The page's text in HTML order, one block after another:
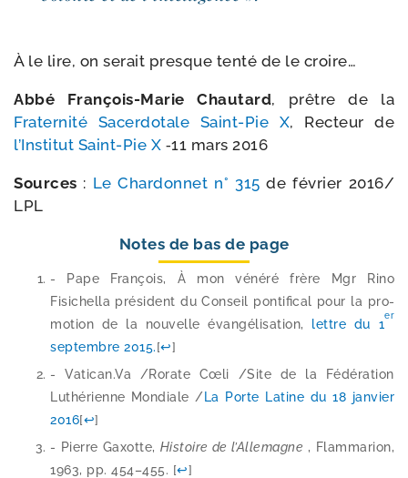
À le lire, on serait presque ten­té de le croire…
Abbé François-​Marie Chautard, prêtre de la
Fraternité Sacerdotale Saint-​Pie X, Recteur de
l’Institut Saint-​Pie X ‑11 mars 2016
Sources : Le Chardonnet n° 315 de février 2016/​
LPL
Notes de bas de page
- Pape François, À mon véné­ré frère Mgr Rino
Fisichella pré­sident du Conseil pon­ti­fi­cal pour la pro­
mo­tion de la nou­velle évan­gé­li­sa­tion,
lettre du 1
er
sep­tembre 2015.[↩]
- Vatican​.Va /​Rorate Cœli /​Site de la Fédération
Luthérienne Mondiale /​ La Porte Latine du 18 jan­vier
2016[↩]
- Pierre Gaxotte, Histoire de l’Allemagne , Flammarion,
1963, pp. 454–455. [↩]